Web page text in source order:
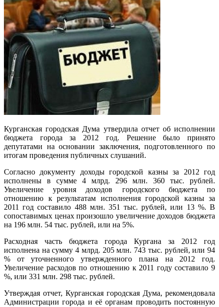
Курганская городская Дума утвердила отчет об исполнении
бюджета города за 2012 год. Решение было принято
депутатами на основании заключения, подготовленного по
итогам проведения публичных слушаний.
Согласно документу доходы городской казны за 2012 год
исполнены в сумме 4 млрд. 296 млн. 360 тыс. рублей.
Увеличение уровня доходов городского бюджета по
отношению к результатам исполнения городской казны за
2011 год составило 488 млн. 351 тыс. рублей, или 13 %. В
сопоставимых ценах произошло увеличение доходов бюджета
на 196 млн. 54 тыс. рублей, или на 5%.
Расходная часть бюджета города Кургана за 2012 год
исполнена на сумму 4 млрд. 205 млн. 743 тыс. рублей, или 94
% от уточненного утвержденного плана на 2012 год.
Увеличение расходов по отношению к 2011 году составило 9
%, или 331 млн. 298 тыс. рублей.
Утверждая отчет, Курганская городская Дума, рекомендовала
Администрации города и её органам проводить постоянную